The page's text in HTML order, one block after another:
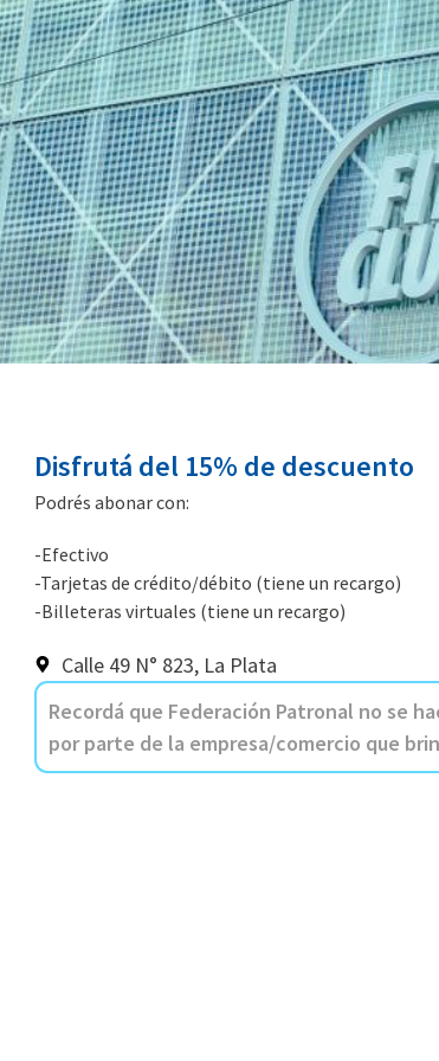
Disfrutá del 15% de descuento
Podrés abonar con:
-Efectivo
-Tarjetas de crédito/débito (tiene un recargo)
-Billeteras virtuales (tiene un recargo)
Calle 49 N° 823, La Plata
Recordá que Federación Patronal no se
por parte de la empresa/comercio que